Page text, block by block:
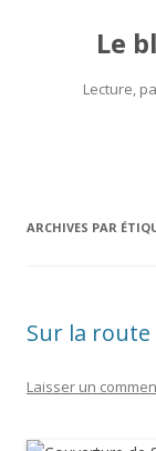
Le
Lecture,
ARCHIVES PAR
Sur la route
Laisser un